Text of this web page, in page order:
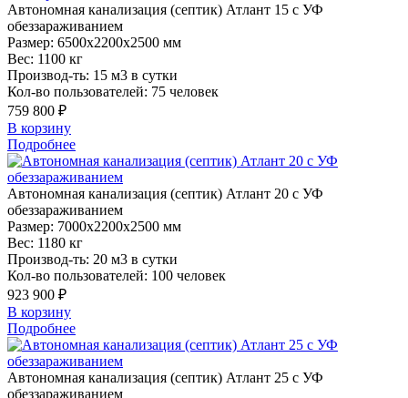
Автономная канализация (септик) Атлант 15 с УФ
обеззараживанием
Размер: 6500x2200x2500 мм
Вес: 1100 кг
Производ-ть: 15 м3 в сутки
Кол-во пользователей: 75 человек
759 800 ₽
В корзину
Подробнее
Автономная канализация (септик) Атлант 20 с УФ
обеззараживанием
Размер: 7000x2200x2500 мм
Вес: 1180 кг
Производ-ть: 20 м3 в сутки
Кол-во пользователей: 100 человек
923 900 ₽
В корзину
Подробнее
Автономная канализация (септик) Атлант 25 с УФ
обеззараживанием